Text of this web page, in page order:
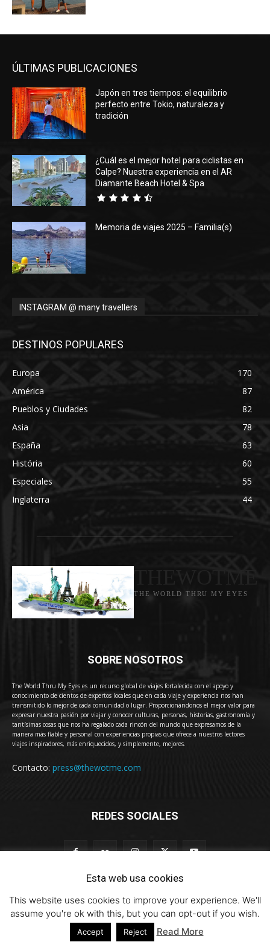
ÚLTIMAS PUBLICACIONES
Japón en tres tiempos: el equilibrio
perfecto entre Tokio, naturaleza y
tradición
¿Cuál es el mejor hotel para ciclistas en
Calpe? Nuestra experiencia en el AR
Diamante Beach Hotel & Spa
Memoria de viajes 2025 – Familia(s)
INSTAGRAM @ many travellers
DESTINOS POPULARES
Europa
170
América
87
Pueblos y Ciudades
82
Asia
78
España
63
História
60
Especiales
55
Inglaterra
44
THE WORLD THRU MY EYES
SOBRE NOSOTROS
The World Thru My Eyes es un recurso global de viajes fortalecida con el apoyo y
conocimiento de cientos de expertos locales que en cada viaje y experiencia nos han
transmitido lo mejor de cada comunidad o lugar. Proporcionándonos el mejor valor para
expresar nuestra pasión por viajar y conocer culturas, personas, historias, gastronomía y
tantísimas cosas que nos ha regalado cada rincón del mundo que expresamos de la
manera más fiable y personal con experiencias propias que ofrece a nuestros lectores
viajes inspiradores, más enriquecidos, y simplemente, mejores.
Contacto: press@thewotme.com
REDES SOCIALES
© 2011-2023 The World Thru My Eyes - Travel Magazine (Versión 4.0)
thewotme@TV Sobre Nosotros Contacto
Esta web usa cookies
This website uses cookies to improve your experience. We'll
assume you're ok with this, but you can opt-out if you wish.
Accept Reject Read More